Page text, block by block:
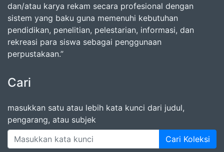
dan/atau karya rekam secara profesional dengan
sistem yang baku guna memenuhi kebutuhan
pendidikan, penelitian, pelestarian, informasi, dan
rekreasi para siswa sebagai penggunaan
perpustakaan.”
Cari
masukkan satu atau lebih kata kunci dari judul,
pengarang, atau subjek
Cari Koleksi